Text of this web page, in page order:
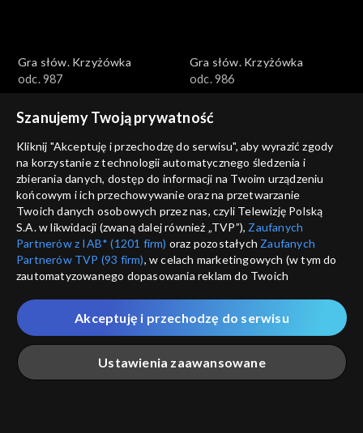
Gra słów. Krzyżówka
odc. 987
Gra słów. Krzyżówka
odc. 986
Gra słów. Krzyżówka
odc. 985
Gra słów. Krzyżówka
odc. 984
Gra słów. Krzyżówka
odc. 983
Gra słów. Krzyżówka
odc. 982
Szanujemy Twoją prywatność
Kliknij "Akceptuję i przechodzę do serwisu", aby wyrazić zgody
na korzystanie z technologii automatycznego śledzenia i
zbierania danych, dostęp do informacji na Twoim urządzeniu
końcowym i ich przechowywanie oraz na przetwarzanie
Twoich danych osobowych przez nas, czyli Telewizję Polską
S.A. w likwidacji (zwaną dalej również „TVP”), Zaufanych
Partnerów z IAB* (1201 firm) oraz pozostałych Zaufanych
Partnerów TVP (93 firm), w celach marketingowych (w tym do
zautomatyzowanego dopasowania reklam do Twoich
które wskazujemy poniżej, a także zgody na udostępnianie
przez nas identyfikatora PPID do Google.
Twoje dane osobowe zbierane podczas odwiedzania przez
Ciebie naszych
poszczególnych serwisówzwanych dalej
„Portalem”, w tym informacje zapisywane za pomocą
Ustawienia zaawansowane
Akceptuję i przechodzę do serwisu